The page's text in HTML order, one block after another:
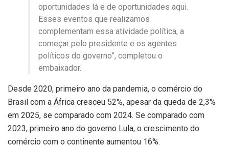
oportunidades lá e de oportunidades aqui.
Esses eventos que realizamos
complementam essa atividade política, a
começar pelo presidente e os agentes
políticos do governo”, completou o
embaixador.
Desde 2020, primeiro ano da pandemia, o comércio do
Brasil com a África cresceu 52%, apesar da queda de 2,3%
em 2025, se comparado com 2024. Se comparado com
2023, primeiro ano do governo Lula, o crescimento do
comércio com o continente aumentou 16%.